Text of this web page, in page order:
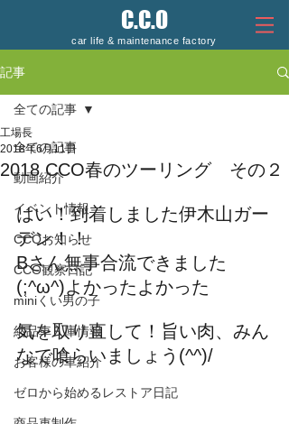
C.C.O
car life & maintenance factory
記事
全ての記事
動画紹介
イベント情報
CCOお知らせ
CCO観察日記
miniくい男の子
納品車入庫情報
お客様の車紹介
ゼロから始めるレストア日記
全ての記事
2018 CCO春のツーリング その２
工場長
2018年6月11日
はい！到着しました伊木山ガー
デン！！
Bさん無事合流できました
(;^ω^)よかったよかった
気を取り直して！旨い肉、みん
なで喰らいましょう(^^)/